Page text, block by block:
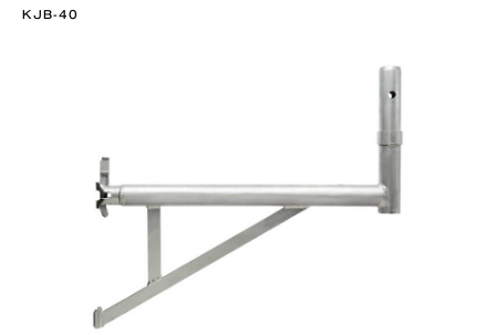
KJB-40